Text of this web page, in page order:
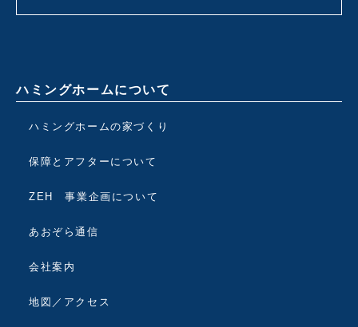
ハミングホームについて
ハミングホームの家づくり
保障とアフターについて
ZEH 事業企画について
あおぞら通信
会社案内
地図／アクセス